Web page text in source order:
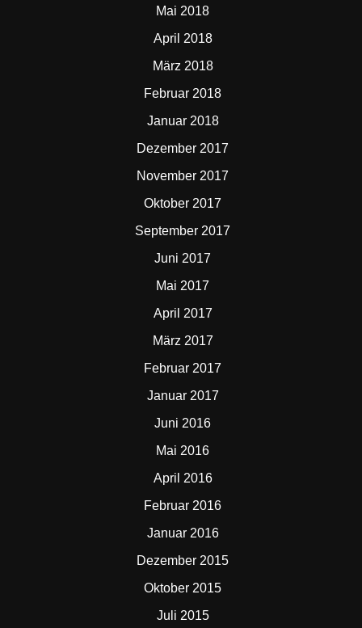
Mai 2018
April 2018
März 2018
Februar 2018
Januar 2018
Dezember 2017
November 2017
Oktober 2017
September 2017
Juni 2017
Mai 2017
April 2017
März 2017
Februar 2017
Januar 2017
Juni 2016
Mai 2016
April 2016
Februar 2016
Januar 2016
Dezember 2015
Oktober 2015
Juli 2015